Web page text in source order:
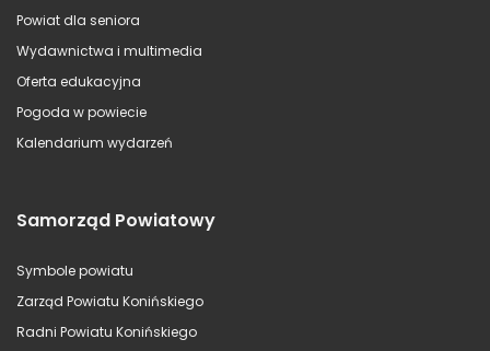
Powiat dla seniora
Wydawnictwa i multimedia
Oferta edukacyjna
Pogoda w powiecie
Kalendarium wydarzeń
Samorząd Powiatowy
Symbole powiatu
Zarząd Powiatu Konińskiego
Radni Powiatu Konińskiego